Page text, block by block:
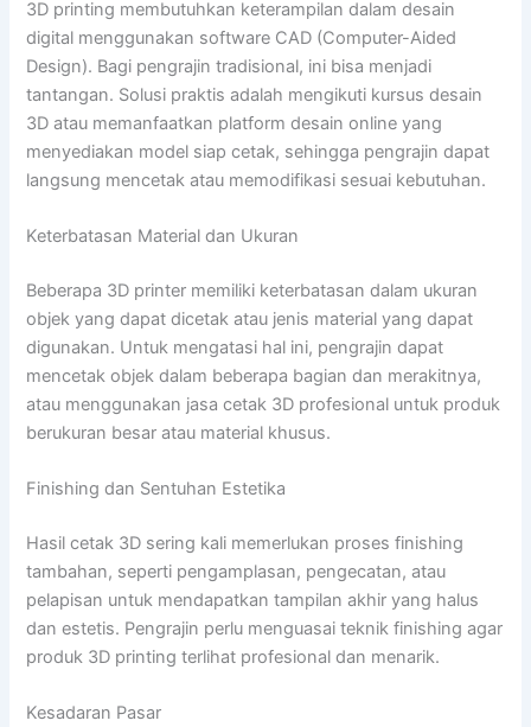
3D printing membutuhkan keterampilan dalam desain
digital menggunakan software CAD (Computer-Aided
Design). Bagi pengrajin tradisional, ini bisa menjadi
tantangan. Solusi praktis adalah mengikuti kursus desain
3D atau memanfaatkan platform desain online yang
menyediakan model siap cetak, sehingga pengrajin dapat
langsung mencetak atau memodifikasi sesuai kebutuhan.
Keterbatasan Material dan Ukuran
Beberapa 3D printer memiliki keterbatasan dalam ukuran
objek yang dapat dicetak atau jenis material yang dapat
digunakan. Untuk mengatasi hal ini, pengrajin dapat
mencetak objek dalam beberapa bagian dan merakitnya,
atau menggunakan jasa cetak 3D profesional untuk produk
berukuran besar atau material khusus.
Finishing dan Sentuhan Estetika
Hasil cetak 3D sering kali memerlukan proses finishing
tambahan, seperti pengamplasan, pengecatan, atau
pelapisan untuk mendapatkan tampilan akhir yang halus
dan estetis. Pengrajin perlu menguasai teknik finishing agar
produk 3D printing terlihat profesional dan menarik.
Kesadaran Pasar